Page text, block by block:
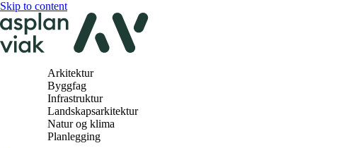
Skip to content
Arkitektur
Byggfag
Infrastruktur
Landskapsarkitektur
Natur og klima
Planlegging